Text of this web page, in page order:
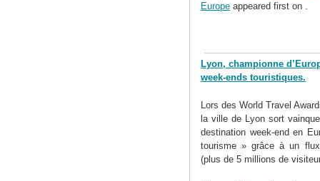
Europe appeared first on .
Lyon, championne
week-ends touristiques.
Lors des World Travel
la ville de Lyon sort
destination week-end en
tourisme » grâce à un
(plus de 5 millions de